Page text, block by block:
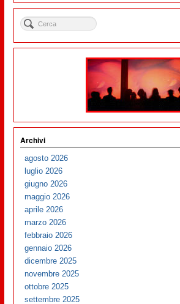
Archivi
agosto 2026
luglio 2026
giugno 2026
maggio 2026
aprile 2026
marzo 2026
febbraio 2026
gennaio 2026
dicembre 2025
novembre 2025
ottobre 2025
settembre 2025